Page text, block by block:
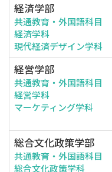
経済学部
共通教育・外国語科目
経済学科
現代経済デザイン学科
経営学部
共通教育・外国語科目
経営学科
マーケティング学科
総合文化政策学部
共通教育・外国語科目
総合文化政策学科